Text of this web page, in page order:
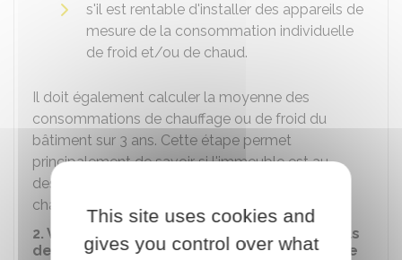
s'il est rentable d'installer des appareils de
mesure de la consommation individuelle
de froid et/ou de chaud.
Il doit également calculer la moyenne des
consommations de chauffage ou de froid du
bâtiment sur 3 ans. Cette étape permet
principalement de savoir si l'immeuble est au-
dessus du seuil de 80 kWh/m² pour les frais de
chauffage.
2. Voter les travaux d'installation d'appareils
de mesure de la consommation individuelle
This site uses cookies and
gives you control over what